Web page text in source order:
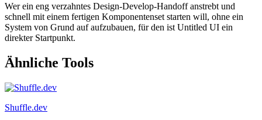
Wer ein eng verzahntes Design-Develop-Handoff anstrebt und
schnell mit einem fertigen Komponentenset starten will, ohne ein
System von Grund auf aufzubauen, für den ist Untitled UI ein
direkter Startpunkt.
Ähnliche Tools
Shuffle.dev